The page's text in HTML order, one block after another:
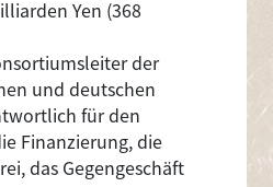
Yen (368
der
und deutschen
für den
Finanzierung, die
das Gegengeschäft